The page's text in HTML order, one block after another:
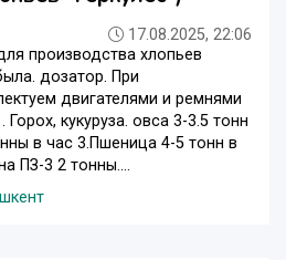
17.08.2025, 22:06
производства хлопьев
дозатор. При
двигателями и ремнями
Горох, кукуруза. овса 3-3.5 тонн
в час 3.Пшеница 4-5 тонн в
ПЗ-3 2 тонны....